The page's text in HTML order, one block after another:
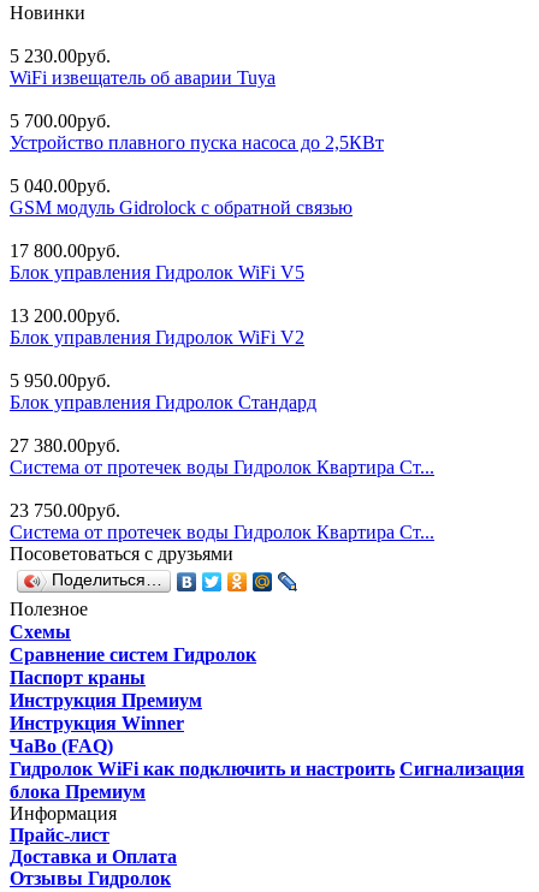
Новинки
5 230.00руб.
WiFi извещатель об аварии Tuya
5 700.00руб.
Устройство плавного пуска насоса до 2,5КВт
5 040.00руб.
GSM модуль Gidrolock с обратной связью
17 800.00руб.
Блок управления Гидролок WiFi V5
13 200.00руб.
Блок управления Гидролок WiFi V2
5 950.00руб.
Блок управления Гидролок Стандард
27 380.00руб.
Система от протечек воды Гидролок Квартира Ст...
23 750.00руб.
Система от протечек воды Гидролок Квартира Ст...
Посоветоваться с друзьями
Поделиться…
Полезное
Схемы
Сравнение систем Гидролок
Паспорт краны
Инструкция Премиум
Инструкция Winner
ЧаВо (FAQ)
Гидролок WiFi как подключить и настроить Сигнализация
блока Премиум
Информация
Прайс-лист
Доставка и Оплата
Отзывы Гидролок